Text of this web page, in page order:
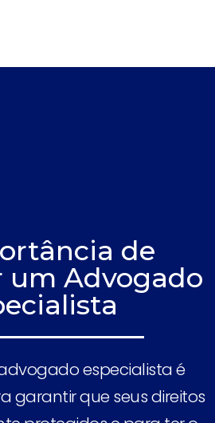
de
um Advogado
especialista é
garantir que seus direitos